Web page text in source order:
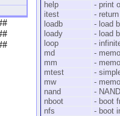
help
- print
itest
-
loadb
- load
loady
- load
loop
-
md
-
mm
-
mtest
-
mw
-
nand
-
nboot
- boot
nfs
- boot